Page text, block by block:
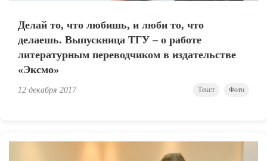
Делай то, что любишь, и люби то, что
делаешь. Выпускница ТГУ – о работе
литературным переводчиком в издательстве
«Эксмо»
12 декабря 2017 Текст Фото